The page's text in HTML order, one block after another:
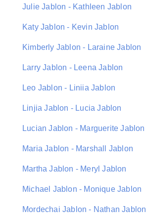
Julie Jablon - Kathleen Jablon
Katy Jablon - Kevin Jablon
Kimberly Jablon - Laraine Jablon
Larry Jablon - Leena Jablon
Leo Jablon - Liniia Jablon
Linjia Jablon - Lucia Jablon
Lucian Jablon - Marguerite Jablon
Maria Jablon - Marshall Jablon
Martha Jablon - Meryl Jablon
Michael Jablon - Monique Jablon
Mordechai Jablon - Nathan Jablon